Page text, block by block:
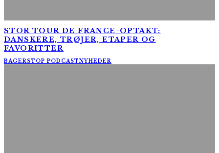
STOR TOUR DE FRANCE-OPTAKT:
DANSKERE, TRØJER, ETAPER OG
FAVORITTER
BAGERSTOP PODCASTNYHEDER